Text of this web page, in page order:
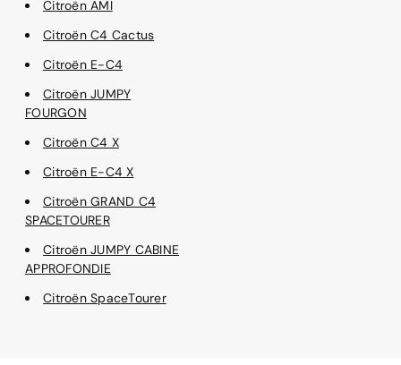
Citroën AMI
Citroën C4 Cactus
Citroën E-C4
Citroën JUMPY
FOURGON
Citroën C4 X
Citroën E-C4 X
Citroën GRAND C4
SPACETOURER
Citroën JUMPY CABINE
APPROFONDIE
Citroën SpaceTourer